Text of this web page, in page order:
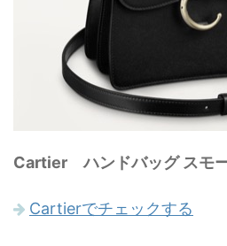
Cartier ハンドバッグ スモ
Cartierでチェックする